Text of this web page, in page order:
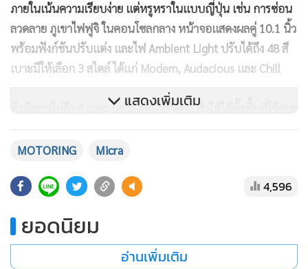
ภายในเน้นความเรียบง่าย แต่หรูหราในแบบญี่ปุ่น เช่น การซ่อน
ลวดลาย ภูเขาไฟฟูจิ ในคอนโซลกลาง หน้าจอแสดงผลคู่ 10.1 นิ้ว
พร้อมฟังก์ชันปรับแต่ง และไฟ Ambient Light ปรับได้ถึง 48 สี
เบาะมีให้เลือก 3 สไตล์ ได้แก่ Modern, Audacious และ Chill
ตัวถังยาวไม่ถึง 4 เมตร แต่วางล้อให้ชิดมุม ทำให้ได้ทั้งพื้นที่ใช้สอย
และความคล่องตัว ห้องเก็บสัมภาระจุถึง 326 ลิตร และขยายได้
ถึง 1,106 ลิตร เมื่อลดพนักพิงหลังลง
แสดงเพิ่มเติม
MOTORING Micra
4,596
ยอดนิยม
อ่านเพิ่มเติม